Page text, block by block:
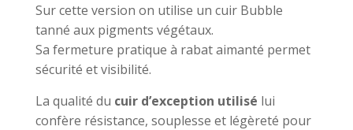
Sur cette version on utilise un cuir Bubble
tanné aux pigments végétaux.
Sa fermeture pratique à rabat aimanté permet
sécurité et visibilité.
La qualité du cuir d’exception utilisé lui
confère résistance, souplesse et légèreté pour